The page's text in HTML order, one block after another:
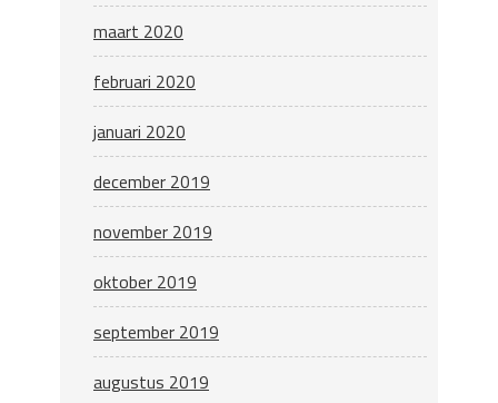
maart 2020
februari 2020
januari 2020
december 2019
november 2019
oktober 2019
september 2019
augustus 2019